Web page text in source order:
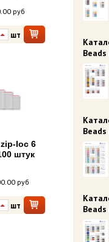
руб
шт
loc 6
штук
руб
шт